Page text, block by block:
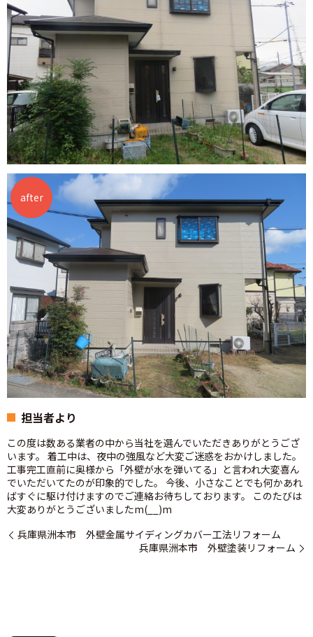
担当者より
この度は数ある業者の中から当社を選んでいただきありがとうござ
います。 着工中は、夜中の強風など大変ご迷惑をおかけしました。
工事完工直前に奥様から「外壁が水を弾いてる」と言われ大変喜ん
でいただいてたのが印象的でした。 今後、小さなことでも何かあれ
ばすぐに駆け付けますのでご連絡お待ちしております。 このたびは
大変ありがとうございましたm(__)m
兵庫県洲本市 外壁金属サイディングカバー工法リフォーム
兵庫県洲本市 外壁塗装リフォーム